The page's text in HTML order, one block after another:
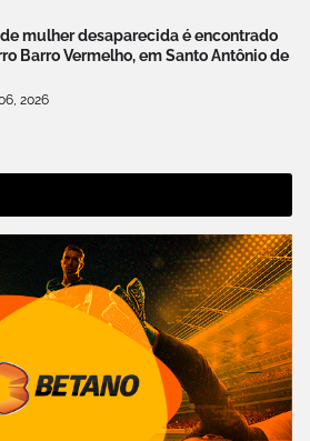
mulher desaparecida é encontrado
Barro Vermelho, em Santo Antônio de
2026